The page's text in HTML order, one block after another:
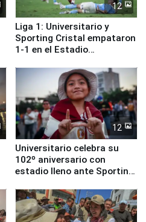
12
Liga 1: Universitario y
Sporting Cristal empataron
1-1 en el Estadio
12
Universitario celebra su
102º aniversario con
estadio lleno ante Sporting